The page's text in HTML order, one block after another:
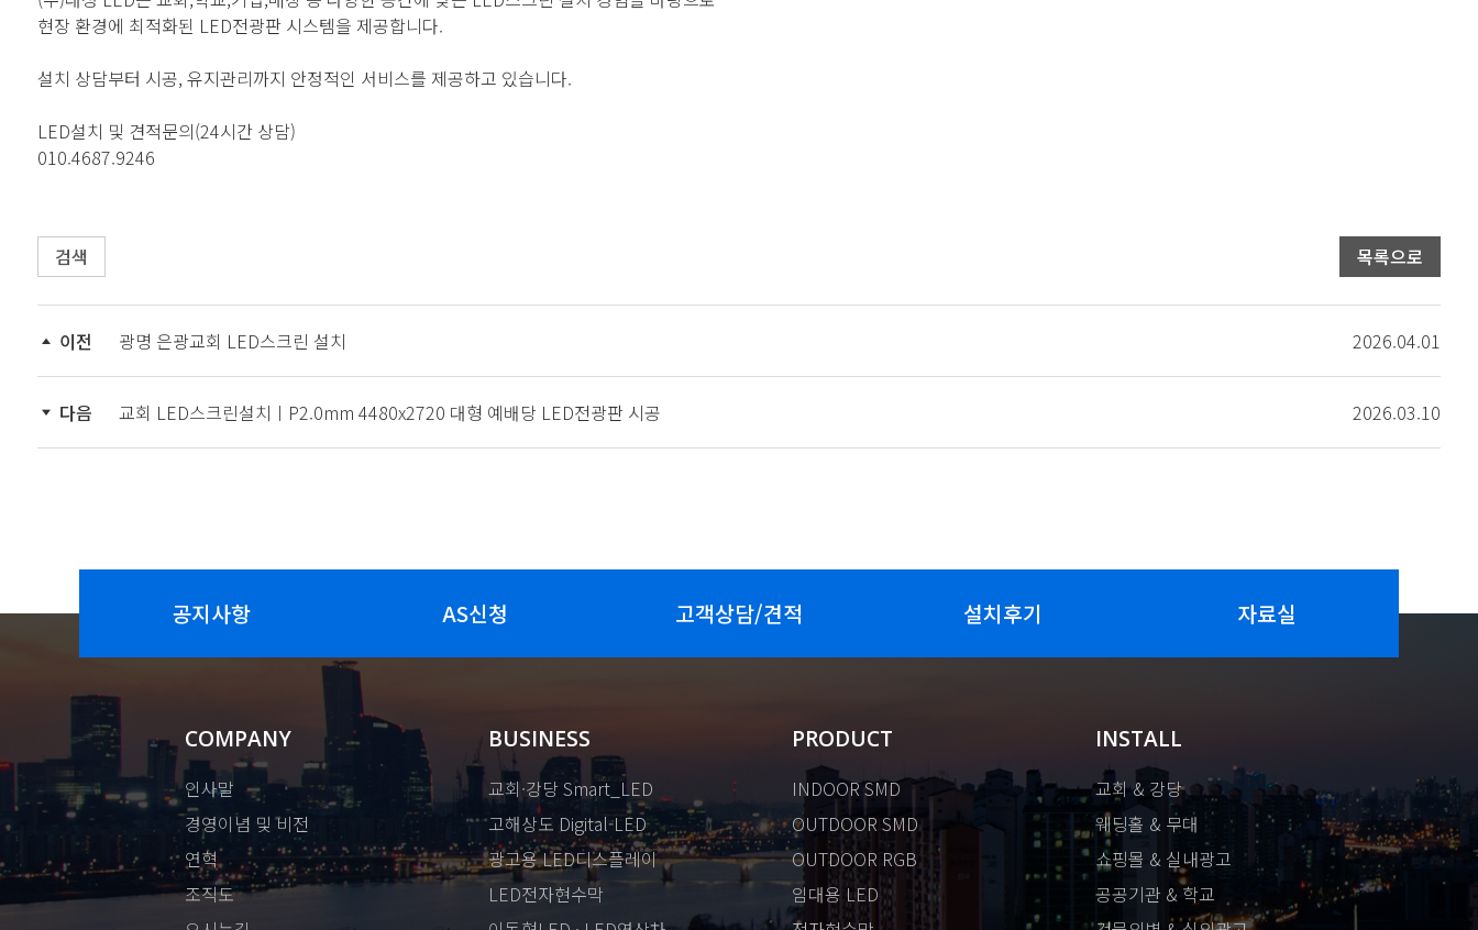
현장 환경에 최적화된 LED전광판 시스템을 제공합니다.
설치 상담부터 시공, 유지관리까지 안정적인 서비스를 제공하고 있습니다.
LED설치 및 견적문의(24시간 상담)
010.4687.9246
검색 목록으로
이전 광명 은광교회 LED스크린 설치 2026.04.01
다음 교회 LED스크린설치ㅣP2.0mm 4480x2720 대형 예배당 LED전광판 시공 2026.03.10
공지사항 AS신청 고객상담/견적 설치후기 자료실
COMPANY
인사말
경영이념 및 비전
연혁
조직도
BUSINESS
교회·강당 Smart_LED
고해상도 Digital-LED
광고용 LED디스플레이
LED전자현수막
PRODUCT
INDOOR SMD
OUTDOOR SMD
OUTDOOR RGB
임대용 LED
INSTALL
교회 & 강당
웨딩홀 & 무대
쇼핑몰 & 실내광고
공공기관 & 학교